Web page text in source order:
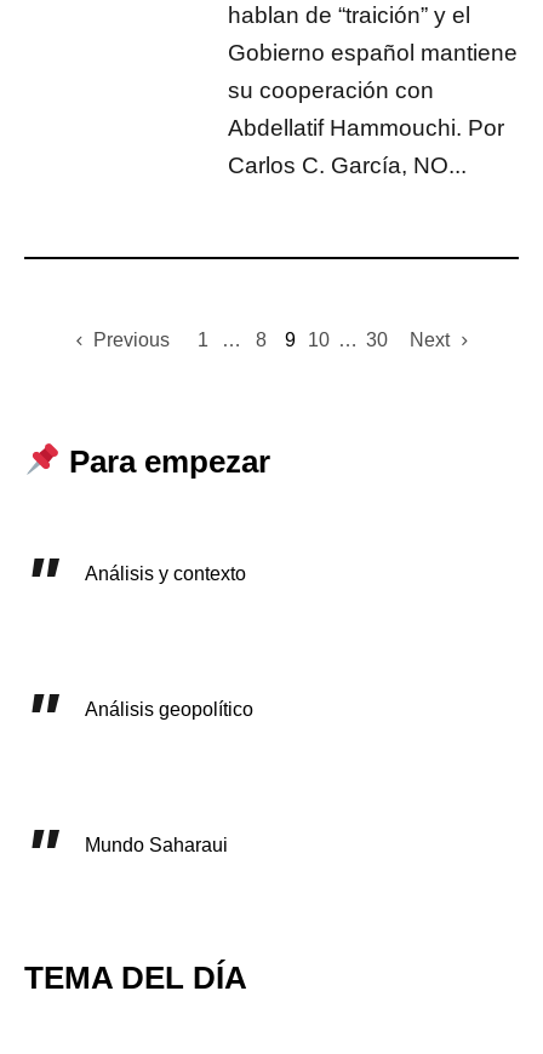
hablan de “traición” y el
Gobierno español mantiene
su cooperación con
Abdellatif Hammouchi. Por
Carlos C. García, NO...
Previous 1 … 8 9 10 … 30 Next
Para empezar
Análisis y contexto
Análisis geopolítico
Mundo Saharaui
TEMA DEL DÍA